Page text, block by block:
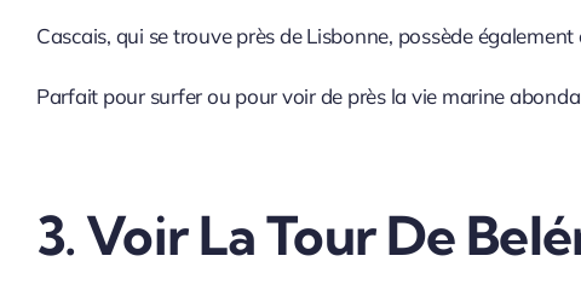
Cascais, qui se trouve près de Lisbonne, possède
Parfait pour surfer ou pour voir de près la vie marine
3. Voir La Tour De